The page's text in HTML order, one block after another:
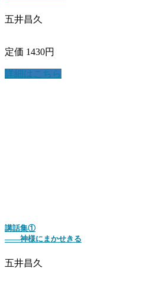
五井昌久
定価 1430円
詳細はこちら
講話集①
――神様にまかせきる
五井昌久